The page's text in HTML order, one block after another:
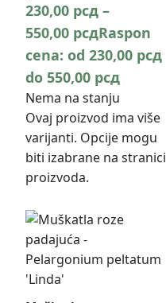
230,00 рсд –
550,00 рсдRaspon
cena: od 230,00 рсд
do 550,00 рсд
Nema na stanju
Ovaj proizvod ima više
varijanti. Opcije mogu
biti izabrane na stranici
proizvoda.